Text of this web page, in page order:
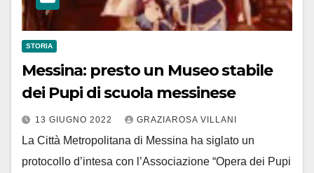
STORIA
Messina: presto un Museo stabile
dei Pupi di scuola messinese
13 GIUGNO 2022 GRAZIAROSA VILLANI
La Città Metropolitana di Messina ha siglato un
protocollo d’intesa con l’Associazione “Opera dei Pupi